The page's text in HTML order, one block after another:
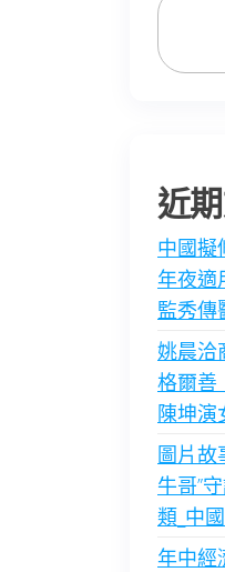
近
中國擬
年夜適
監秀傳
姚晨洽
格爾善
陳坤演
圖片故
牛哥”
類_中
年中經